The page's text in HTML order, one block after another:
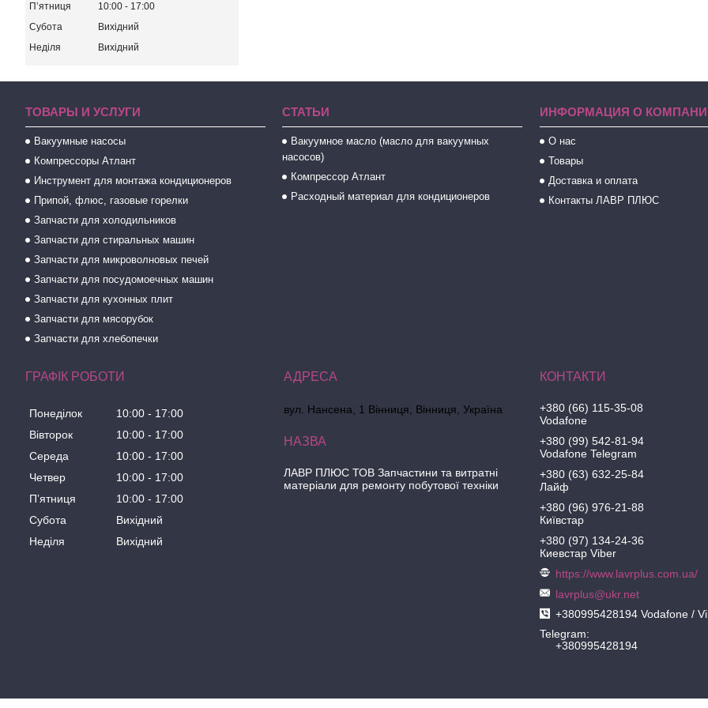
Пʼятниця 10:00
17:00
Субота
Вихідний
Неділя
Вихідний
ТОВАРЫ И УСЛУГИ
Вакуумные насосы
Компрессоры Атлант
Инструмент для монтажа кондиционеров
Припой, флюс, газовые горелки
Запчасти для холодильников
Запчасти для стиральных машин
Запчасти для микроволновых печей
Запчасти для посудомоечных машин
Запчасти для кухонных плит
Запчасти для мясорубок
Запчасти для хлебопечки
СТАТЬИ
Вакуумное масло (масло для вакуумных
насосов)
Компрессор Атлант
Расходный материал для кондиционеров
ИНФОРМАЦИЯ О
О нас
Товары
Доставка и оплата
Контакты ЛАВР ПЛЮС
ГРАФІК РОБОТИ
Понеділок 10:00
17:00
Вівторок
10:00
17:00
Середа
10:00
17:00
Четвер
10:00
17:00
Пʼятниця
10:00
17:00
Субота
Вихідний
Неділя
Вихідний
вул. Нансена, 1 Вінниця, Вінниця, Україна
ЛАВР ПЛЮС ТОВ Запчастини та витратні
матеріали для ремонту побутової техніки
+380 (66) 115-35-08
Vodafone
+380 (99) 542-81-94
Vodafone Telegram
+380 (63) 632-25-84
Лайф
+380 (96) 976-21-88
Київстар
+380 (97) 134-24-36
Киевстар Viber
https://www.lavrplus.com.ua/
lavrplus@ukr.net
+380995428194 Vodafone /
Telegram
+380995428194